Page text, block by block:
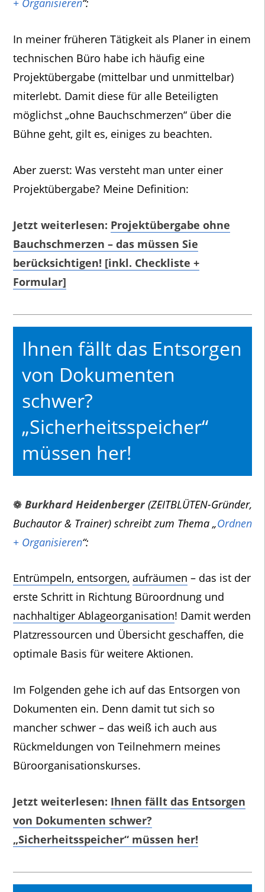
+ Organisieren“:
In meiner früheren Tätigkeit als Planer in einem
technischen Büro habe ich häufig eine
Projektübergabe (mittelbar und unmittelbar)
miterlebt. Damit diese für alle Beteiligten
möglichst „ohne Bauchschmerzen“ über die
Bühne geht, gilt es, einiges zu beachten.
Aber zuerst: Was versteht man unter einer
Projektübergabe? Meine Definition:
Jetzt weiterlesen: Projektübergabe ohne
Bauchschmerzen – das müssen Sie
berücksichtigen! [inkl. Checkliste +
Formular]
Ihnen fällt das Entsorgen
von Dokumenten
schwer?
„Sicherheitsspeicher“
müssen her!
❁ Burkhard Heidenberger(ZEITBLÜTEN-Gründer,
Buchautor & Trainer) schreibt zum Thema „Ordnen
+ Organisieren“:
Entrümpeln, entsorgen, aufräumen – das ist der
erste Schritt in Richtung Büroordnung und
nachhaltiger Ablageorganisation! Damit werden
Platzressourcen und Übersicht geschaffen, die
optimale Basis für weitere Aktionen.
Im Folgenden gehe ich auf das Entsorgen von
Dokumenten ein. Denn damit tut sich so
mancher schwer – das weiß ich auch aus
Rückmeldungen von Teilnehmern meines
Büroorganisationskurses.
Jetzt weiterlesen: Ihnen fällt das Entsorgen
von Dokumenten schwer?
„Sicherheitsspeicher“ müssen her!